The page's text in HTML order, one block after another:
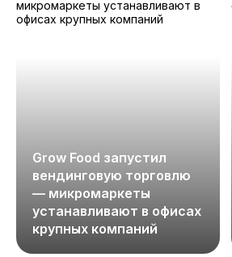
Grow Food запустил
вендинговую торговлю
— микромаркеты
устанавливают в офисах
крупных компаний